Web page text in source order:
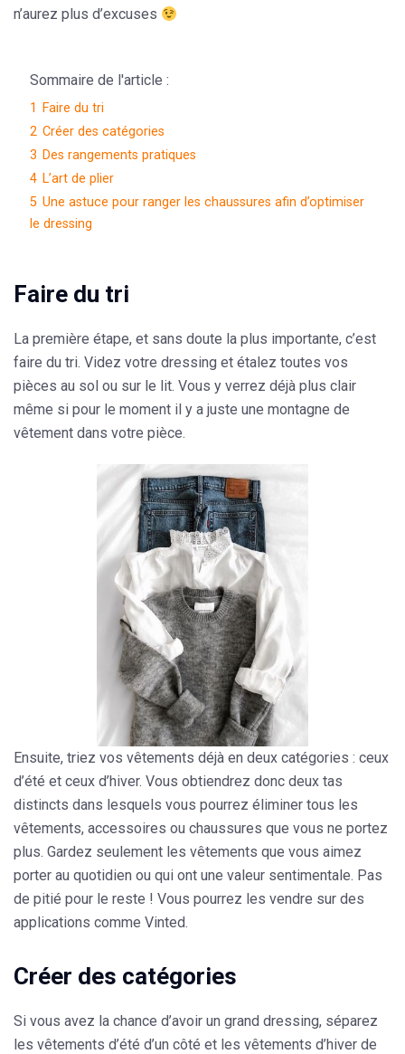
n’aurez plus d’excuses
Sommaire de l'article :
1
Faire du tri
2 Créer des catégories
3 Des rangements pratiques
4 L’art de plier
5 Une astuce pour ranger les chaussures afin d’optimiser
le dressing
Faire du tri
La première étape, et sans doute la plus importante, c’est
faire du tri. Videz votre dressing et étalez toutes vos
pièces au sol ou sur le lit. Vous y verrez déjà plus clair
même si pour le moment il y a juste une montagne de
vêtement dans votre pièce.
Ensuite, triez vos vêtements déjà en deux catégories : ceux
d’été et ceux d’hiver. Vous obtiendrez donc deux tas
distincts dans lesquels vous pourrez éliminer tous les
vêtements, accessoires ou chaussures que vous ne portez
plus. Gardez seulement les vêtements que vous aimez
porter au quotidien ou qui ont une valeur sentimentale. Pas
de pitié pour le reste ! Vous pourrez les vendre sur des
applications comme Vinted.
Créer des catégories
Si vous avez la chance d’avoir un grand dressing, séparez
les vêtements d’été d’un côté et les vêtements d’hiver de